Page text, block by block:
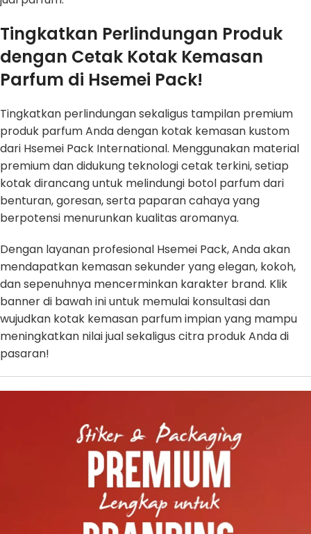
Tingkatkan Perlindungan Produk
dengan Cetak Kotak Kemasan
Parfum di Hsemei Pack!
Tingkatkan perlindungan sekaligus tampilan premium
produk parfum Anda dengan kotak kemasan kustom
dari Hsemei Pack International. Menggunakan material
premium dan didukung teknologi cetak terkini, setiap
kotak dirancang untuk melindungi botol parfum dari
benturan, goresan, serta paparan cahaya yang
berpotensi menurunkan kualitas aromanya.
Dengan layanan profesional Hsemei Pack, Anda akan
mendapatkan kemasan sekunder yang elegan, kokoh,
dan sepenuhnya mencerminkan karakter brand. Klik
banner di bawah ini untuk memulai konsultasi dan
wujudkan kotak kemasan parfum impian yang mampu
meningkatkan nilai jual sekaligus citra produk Anda di
pasaran!